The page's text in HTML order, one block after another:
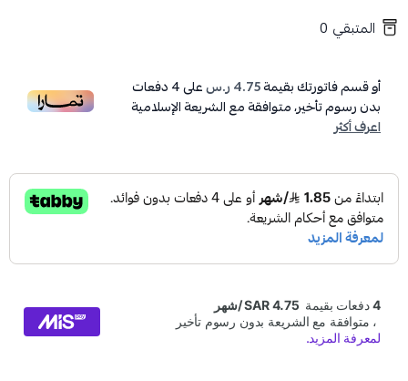
المتبقي 0
أو قسم فاتورتك بقيمة4.75 ر.س على4دفعات
بدون رسوم تأخير، متوافقة مع الشريعة الإسلامية
اعرف أكثر